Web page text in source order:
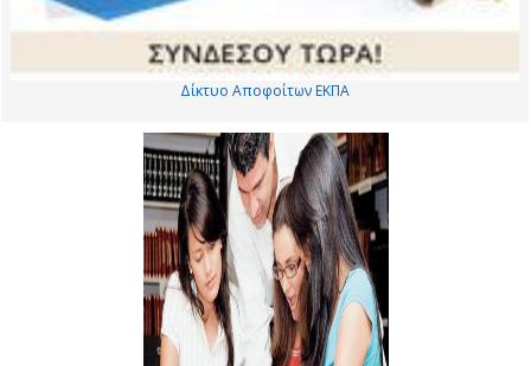
Δίκτυο Αποφοίτων ΕΚΠΑ